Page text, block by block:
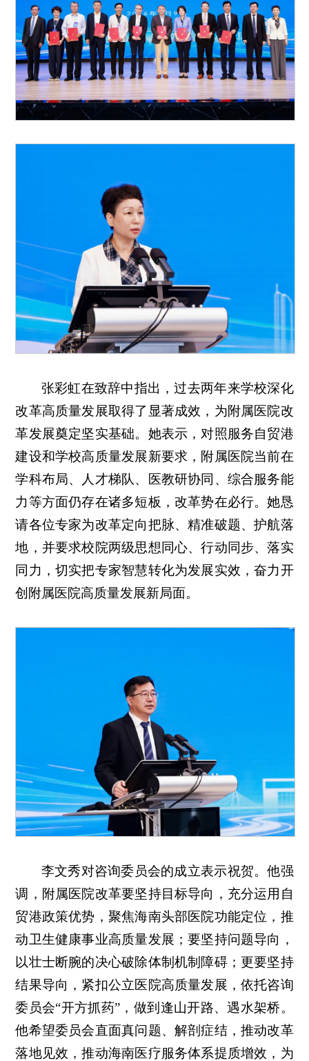
张彩虹在致辞中指出，过去两年来学校深化
改革高质量发展取得了显著成效，为附属医院改
革发展奠定坚实基础。她表示，对照服务自贸港
建设和学校高质量发展新要求，附属医院当前在
学科布局、人才梯队、医教研协同、综合服务能
力等方面仍存在诸多短板，改革势在必行。她恳
请各位专家为改革定向把脉、精准破题、护航落
地，并要求校院两级思想同心、行动同步、落实
同力，切实把专家智慧转化为发展实效，奋力开
创附属医院高质量发展新局面。
李文秀对咨询委员会的成立表示祝贺。他强
调，附属医院改革要坚持目标导向，充分运用自
贸港政策优势，聚焦海南头部医院功能定位，推
动卫生健康事业高质量发展；要坚持问题导向，
以壮士断腕的决心破除体制机制障碍；更要坚持
结果导向，紧扣公立医院高质量发展，依托咨询
委员会“开方抓药”，做到逢山开路、遇水架桥。
他希望委员会直面真问题、解剖症结，推动改革
落地见效，推动海南医疗服务体系提质增效，为